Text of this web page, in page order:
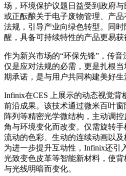
场，环境保护议题日益受到政府
或正酝酿关于电子废物管理、产
法规，引导产业向绿色转型。同
醒，具备可持续特性的产品更易获
作为新兴市场的“环保先锋”，传
仅是应对法规的必需，更是扎根
期承诺，是与用户共同构建美好生
Infinix在CES 上展示的动态视觉背
前沿成果。该技术通过微米百叶
阵列等精密光学微结构，主动调
角与环境变化而改变。仅需旋转
流动的色彩、生动的连续动画以及
为进一步提升互动性，Infinix还引
光致变色皮革等智能新材料，使
与光线明暗而变化。